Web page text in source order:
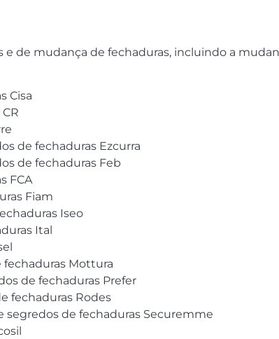
e de mudança de fechaduras, incluindo a
Cisa
de fechaduras Ezcurra
de fechaduras Feb
FCA
Fiam
Iseo
Ital
Mottura
de fechaduras Prefer
fechaduras Rodes
segredos de fechaduras Securemme